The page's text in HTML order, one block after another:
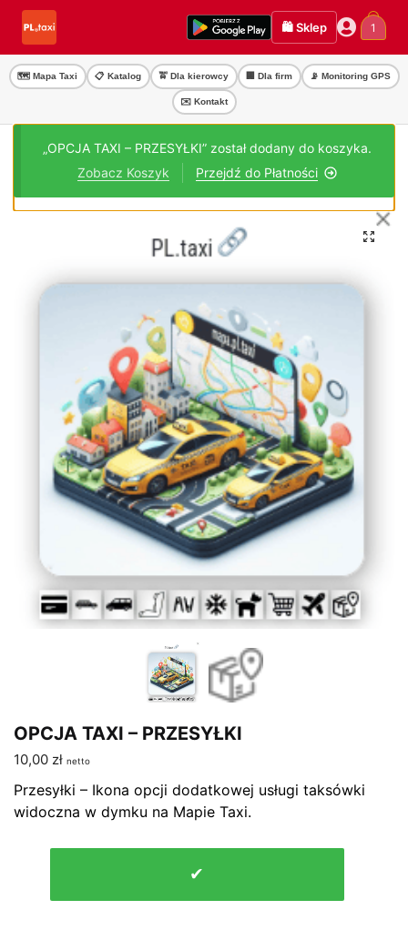
Przejdź
nawigacji
Przejdź
treści
🛍️ Sklep 1
🗺️ Mapa Taxi 📋 Katalog 🚖 Dla kierowcy 🏢 Dla firm 📡 Monitoring GPS
✉️ Kontakt
„OPCJA TAXI – PRZESYŁKI” został dodany do koszyka.
Przejdź do Płatności
Zobacz Koszyk
🔍
OPCJA TAXI – PRZESYŁKI
10,00 zł netto
Przesyłki – Ikona opcji dodatkowej usługi taksówki
widoczna w dymku na Mapie Taxi.
✔